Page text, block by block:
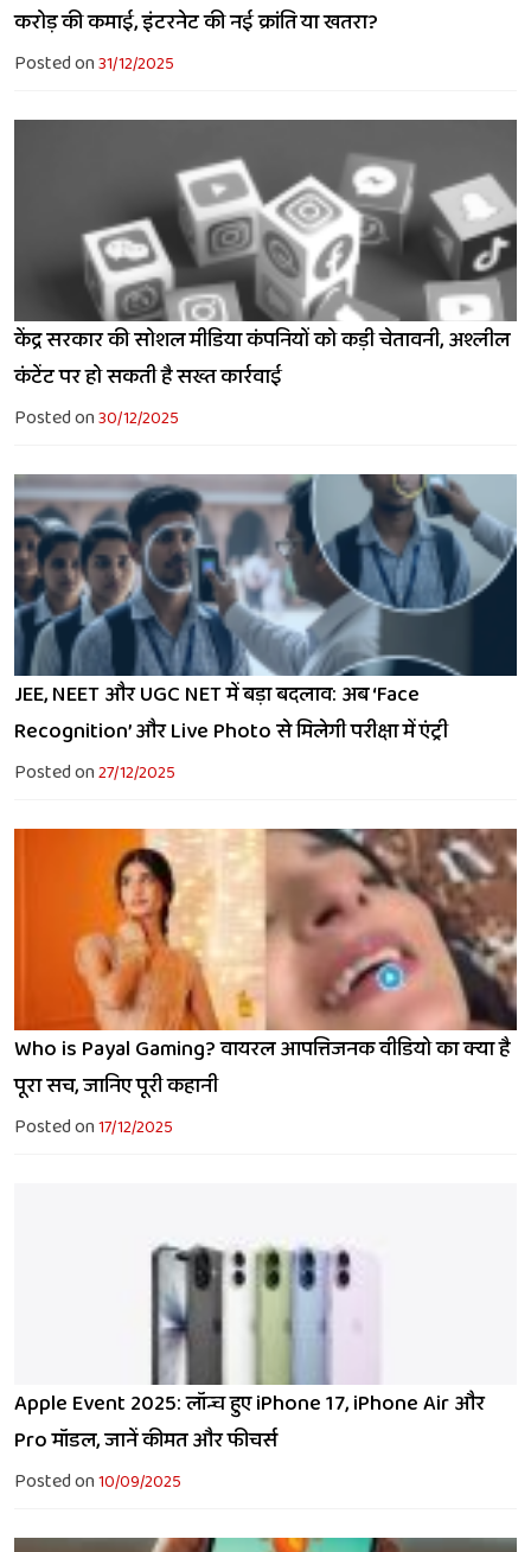
करोड़ की कमाई, इंटरनेट की नई क्रांति या खतरा?
Posted on31/12/2025
केंद्र सरकार की सोशल मीडिया कंपनियों को कड़ी चेतावनी, अश्लील
कंटेंट पर हो सकती है सख्त कार्रवाई
Posted on30/12/2025
JEE, NEET और UGC NET में बड़ा बदलाव: अब ‘Face
Recognition’ और Live Photo से मिलेगी परीक्षा में एंट्री
Posted on27/12/2025
Who is Payal Gaming? वायरल आपत्तिजनक वीडियो का क्या है
पूरा सच, जानिए पूरी कहानी
Posted on17/12/2025
Apple Event 2025: लॉन्च हुए iPhone 17, iPhone Air और
Pro मॉडल, जानें कीमत और फीचर्स
Posted on10/09/2025